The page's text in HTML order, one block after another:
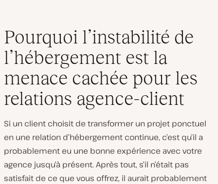
Pourquoi l’instabilité de
l’hébergement est la
menace cachée pour les
relations agence-client
Si un client choisit de transformer un projet ponctuel
en une relation d’hébergement continue, c’est qu’il a
probablement eu une bonne expérience avec votre
agence jusqu’à présent. Après tout, s’il n’était pas
satisfait de ce que vous offrez, il aurait probablement